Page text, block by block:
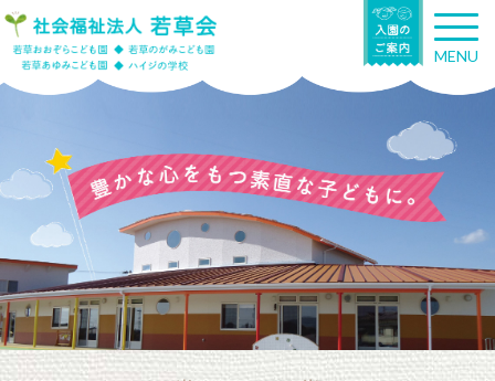
T
o
g
n
g
a
t
n
MENU